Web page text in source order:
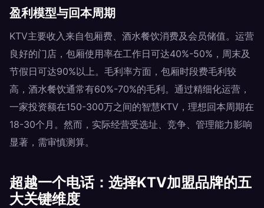
盈利模型与回本周期
KTV主要收入来自包厢费、酒水餐饮消费及会员储值。运营
良好的门店，包厢使用率在工作日可达40%-50%，周末及
节假日可达90%以上。毛利率方面，包厢时段费毛利较
高，酒水餐饮通常有60%-70%的毛利。通过精细化运营，
一家投资额在150-300万之间的智慧KTV，理想回本周期在
18-30个月。然而，实际经营受选址、竞争、管理能力影响
显著，需审慎测算。
超越一个电话：选择KTV加盟品牌的五
大关键维度